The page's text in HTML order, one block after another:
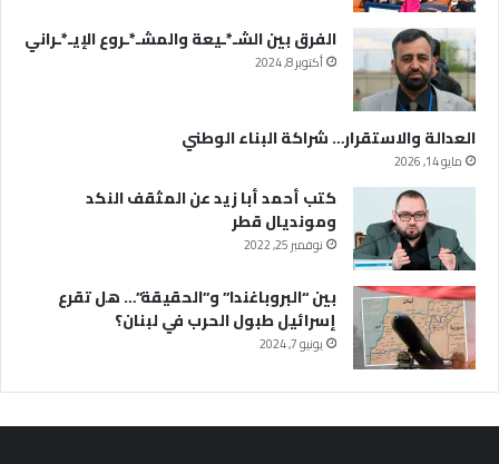
الفرق بين الشـ*ـيعة والمشـ*ـروع الإيـ*ـراني
أكتوبر 8, 2024
العدالة والاستقرار… شراكة البناء الوطني
مايو 14, 2026
كتب أحمد أبا زيد عن المثقف النكد
ومونديال قطر
نوفمبر 25, 2022
بين “البروباغندا” و”الحقيقة”… هل تقرع
إسرائيل طبول الحرب في لبنان؟
يونيو 7, 2024